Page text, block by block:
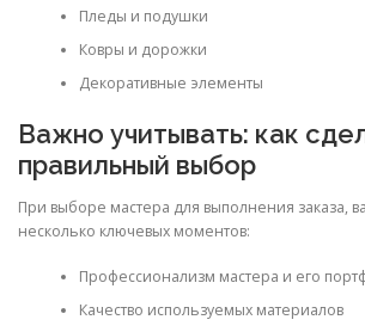
Пледы и подушки
Ковры и дорожки
Декоративные элементы
Важно учитывать: как
правильный выбор
При выборе мастера для выполнения заказа,
несколько ключевых моментов:
Профессионализм мастера и его
Качество используемых материалов